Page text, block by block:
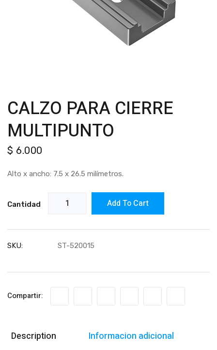
CALZO PARA CIERRE
MULTIPUNTO
$ 6.000
Alto x ancho: 7.5 x 26.5 milímetros.
Cantidad Add To Cart
SKU: ST-520015
Compartir:
Description Informacion adicional